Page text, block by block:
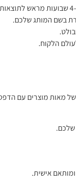
בשם המותג שלכם.
הלקוח.
מאות מוצרים עם
שלכם.